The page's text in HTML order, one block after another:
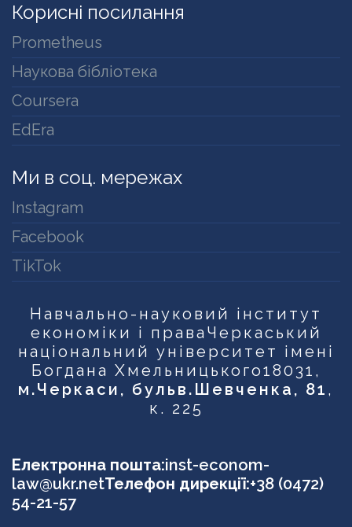
Корисні посилання
Prometheus
Наукова бібліотека
Coursera
EdEra
Ми в соц. мережах
Instagram
Facebook
TikTok
Навчально-науковий інститут
економіки і права Черкаський
національний університет імені
Богдана Хмельницького18031,
м.Черкаси, бульв.Шевченка, 81 ,
к. 225
Електронна пошта:inst-econom-
law@ukr.netТелефон дирекції:+38 (0472)
54-21-57